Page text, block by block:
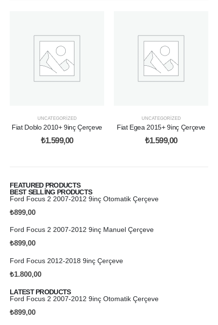
UNCATEGORIZED
Fiat Doblo 2010+ 9inç Çerçeve
₺1.599,00
UNCATEGORIZED
Fiat Egea 2015+ 9inç Çerçeve
₺1.599,00
FEATURED PRODUCTS
BEST SELLING PRODUCTS
Ford Focus 2 2007-2012 9inç Otomatik Çerçeve
₺899,00
Ford Focus 2 2007-2012 9inç Manuel Çerçeve
₺899,00
Ford Focus 2012-2018 9inç Çerçeve
₺1.800,00
LATEST PRODUCTS
Ford Focus 2 2007-2012 9inç Otomatik Çerçeve
₺899,00